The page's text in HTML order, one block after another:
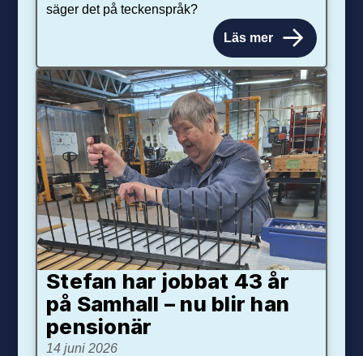
säger det på teckenspråk?
Läs mer
Stefan har jobbat 43 år
på Samhall – nu blir han
pensionär
14 juni 2026